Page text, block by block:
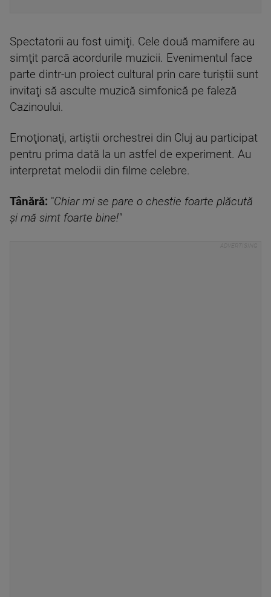
Spectatorii au fost uimiţi. Cele două mamifere au
simţit parcă acordurile muzicii. Evenimentul face
parte dintr-un proiect cultural prin care turiştii sunt
invitaţi să asculte muzică simfonică pe faleză
Cazinoului.
Emoţionaţi, artiştii orchestrei din Cluj au participat
pentru prima dată la un astfel de experiment. Au
interpretat melodii din filme celebre.
Tânără: "Chiar mi se pare o chestie foarte plăcută
şi mă simt foarte bine!"